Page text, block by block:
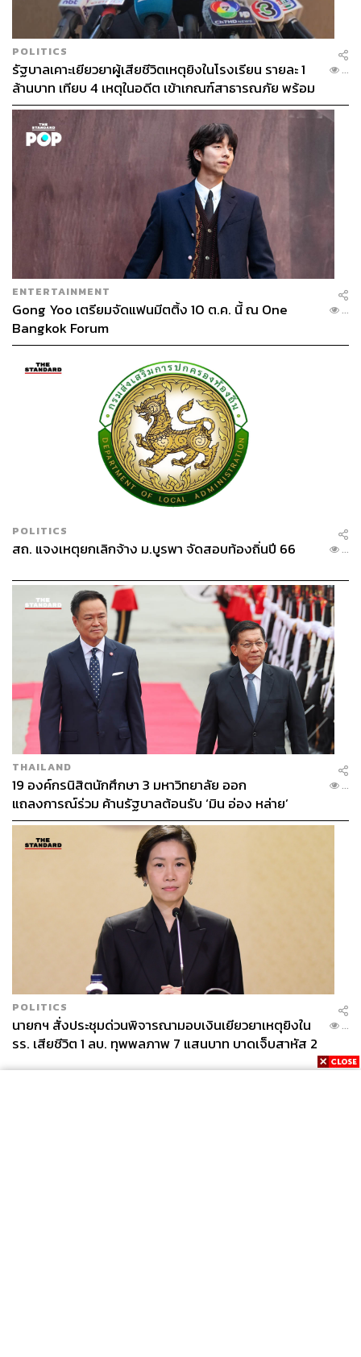
POLITICS
รัฐบาลเคาะเยียวยาผู้เสียชีวิตเหตุยิงในโรงเรียน รายละ 1
ล้านบาท เทียบ 4 เหตุในอดีต เข้าเกณฑ์สาธารณภัย พร้อม
เร่งจ่ายโดยเร็ว
...
ENTERTAINMENT
Gong Yoo เตรียมจัดแฟนมีตติ้ง 10 ต.ค. นี้ ณ One
Bangkok Forum
...
POLITICS
สถ. แจงเหตุยกเลิกจ้าง ม.บูรพา จัดสอบท้องถิ่นปี 66 ...
THAILAND
19 องค์กรนิสิตนักศึกษา 3 มหาวิทยาลัย ออก
แถลงการณ์ร่วม ค้านรัฐบาลต้อนรับ ‘มิน อ่อง หล่าย’
...
POLITICS
นายกฯ สั่งประชุมด่วนพิจารณามอบเงินเยียวยาเหตุยิงใน
รร. เสียชีวิต 1 ลบ. ทุพพลภาพ 7 แสนบาท บาดเจ็บสาหัส 2
...